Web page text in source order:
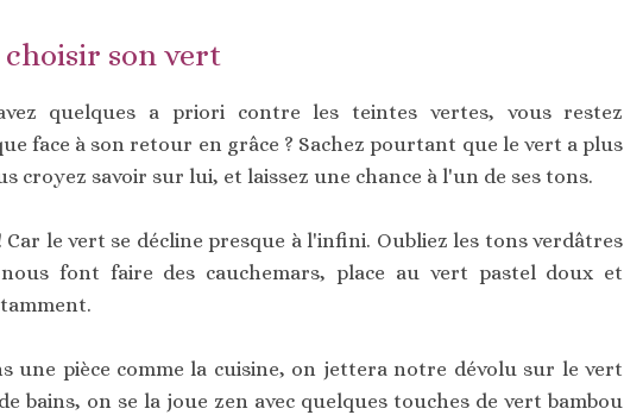
choisir son vert
quelques a priori contre les teintes vertes, vous restez
face à son retour en grâce ? Sachez pourtant que le vert a plus
croyez savoir sur lui, et laissez une chance à l'un de ses tons.
le vert se décline presque à l'infini. Oubliez les tons verdâtres
font faire des cauchemars, place au vert pastel doux et
une pièce comme la cuisine, on jettera notre dévolu sur le vert
bains, on se la joue zen avec quelques touches de vert bambou